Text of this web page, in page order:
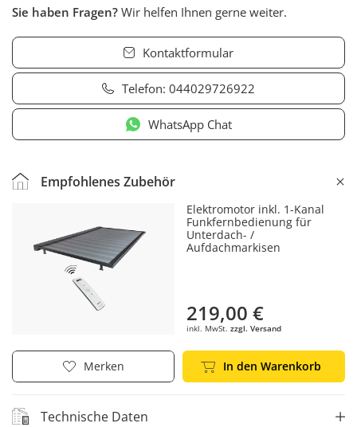
Sie haben Fragen? Wir helfen Ihnen gerne weiter.
Kontaktformular
Telefon: 044029726922
WhatsApp Chat
Empfohlenes Zubehör
Elektromotor inkl. 1-Kanal
Funkfernbedienung für
Unterdach- /
Aufdachmarkisen
219,00 €
inkl. MwSt. zzgl. Versand
Merken In den Warenkorb
Technische Daten